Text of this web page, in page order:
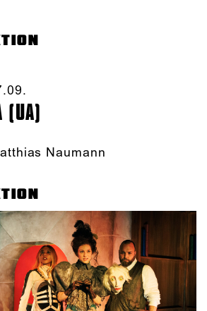
(UA)
Naumann